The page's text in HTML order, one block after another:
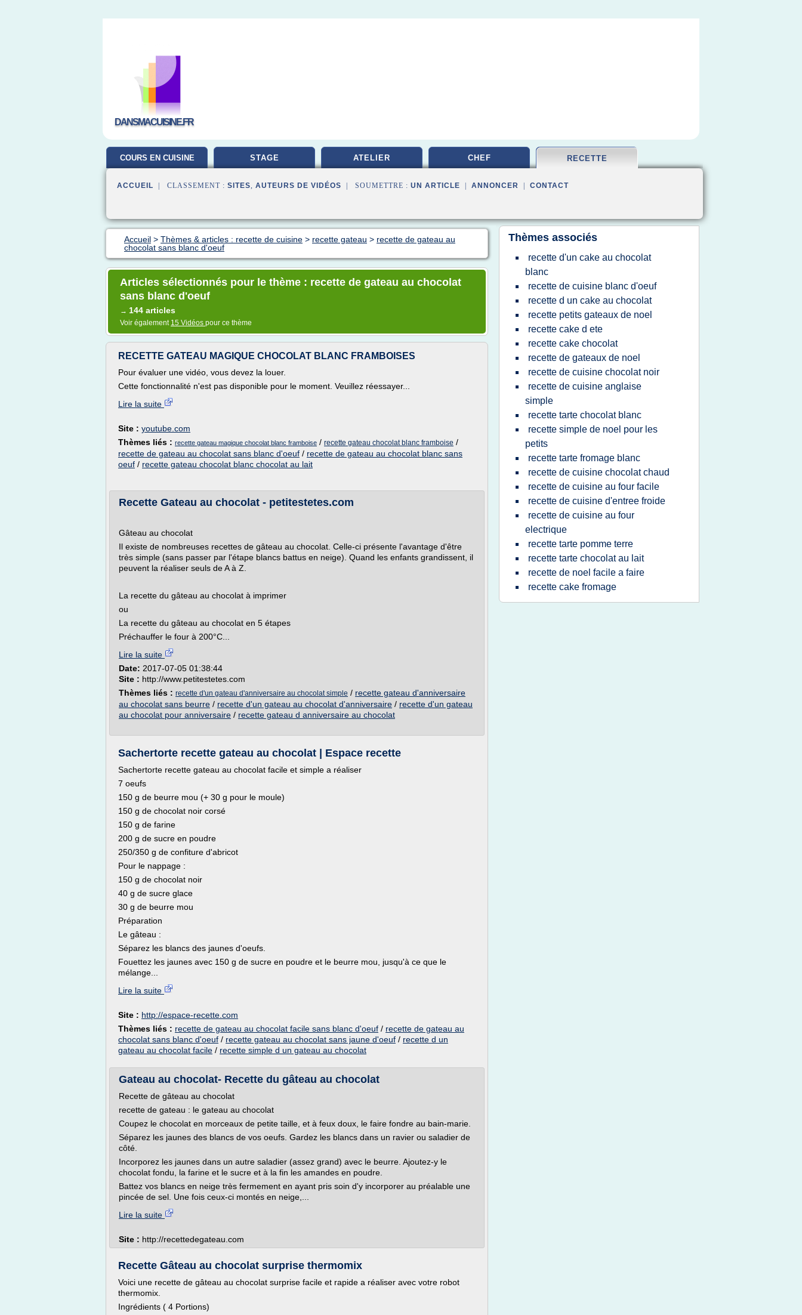
DANSMACUISINE.FR
COURS EN CUISINE STAGE ATELIER CHEF RECETTE
ACCUEIL | CLASSEMENT : SITES, AUTEURS DE VIDÉOS | SOUMETTRE : UN ARTICLE ANNONCER CONTACT
Accueil > Thèmes & articles : recette de cuisine > recette gateau > recette de gateau au
chocolat sans blanc d'oeuf
Articles sélectionnés pour le thème : recette de gateau au chocolat
sans blanc d'oeuf
→ 144 articles
Voir également 15 Vidéos pour ce thème
RECETTE GATEAU MAGIQUE CHOCOLAT BLANC FRAMBOISES
Pour évaluer une vidéo, vous devez la louer.
Cette fonctionnalité n'est pas disponible pour le moment. Veuillez réessayer...
Lire la suite
Site : youtube.com
Thèmes liés : recette gateau magique chocolat blanc framboise / recette gateau chocolat blanc framboise /
recette de gateau au chocolat sans blanc d'oeuf / recette de gateau au chocolat blanc sans
oeuf / recette gateau chocolat blanc chocolat au lait
Recette Gateau au chocolat - petitestetes.com
Gâteau au chocolat
Il existe de nombreuses recettes de gâteau au chocolat. Celle-ci présente l'avantage d'être
très simple (sans passer par l'étape blancs battus en neige). Quand les enfants grandissent, il
peuvent la réaliser seuls de A à Z.
La recette du gâteau au chocolat à imprimer
ou
La recette du gâteau au chocolat en 5 étapes
Préchauffer le four à 200°C...
Lire la suite
Date: 2017-07-05 01:38:44
Site : http://www.petitestetes.com
Thèmes liés : recette d'un gateau d'anniversaire au chocolat simple / recette gateau d'anniversaire
au chocolat sans beurre / recette d'un gateau au chocolat d'anniversaire / recette d'un gateau
au chocolat pour anniversaire / recette gateau d anniversaire au chocolat
Sachertorte recette gateau au chocolat | Espace recette
Sachertorte recette gateau au chocolat facile et simple a réaliser
7 oeufs
150 g de beurre mou (+ 30 g pour le moule)
150 g de chocolat noir corsé
150 g de farine
200 g de sucre en poudre
250/350 g de confiture d'abricot
Pour le nappage :
150 g de chocolat noir
40 g de sucre glace
30 g de beurre mou
Préparation
Le gâteau :
Séparez les blancs des jaunes d'oeufs.
Fouettez les jaunes avec 150 g de sucre en poudre et le beurre mou, jusqu'à ce que le
mélange...
Lire la suite
Site : http://espace-recette.com
Thèmes liés : recette de gateau au chocolat facile sans blanc d'oeuf / recette de gateau au
chocolat sans blanc d'oeuf / recette gateau au chocolat sans jaune d'oeuf / recette d un
gateau au chocolat facile / recette simple d un gateau au chocolat
Gateau au chocolat- Recette du gâteau au chocolat
Recette de gâteau au chocolat
recette de gateau : le gateau au chocolat
Coupez le chocolat en morceaux de petite taille, et à feux doux, le faire fondre au bain-marie.
Séparez les jaunes des blancs de vos oeufs. Gardez les blancs dans un ravier ou saladier de
côté.
Incorporez les jaunes dans un autre saladier (assez grand) avec le beurre. Ajoutez-y le
chocolat fondu, la farine et le sucre et à la fin les amandes en poudre.
Battez vos blancs en neige très fermement en ayant pris soin d'y incorporer au préalable une
pincée de sel. Une fois ceux-ci montés en neige,...
Lire la suite
Site : http://recettedegateau.com
Recette Gâteau au chocolat surprise thermomix
Voici une recette de gâteau au chocolat surprise facile et rapide a réaliser avec votre robot
thermomix.
Ingrédients ( 4 Portions)
Thèmes associés
recette d'un cake au chocolat
blanc
recette de cuisine blanc d'oeuf
recette d un cake au chocolat
recette petits gateaux de noel
recette cake d ete
recette cake chocolat
recette de gateaux de noel
recette de cuisine chocolat noir
recette de cuisine anglaise
simple
recette tarte chocolat blanc
recette simple de noel pour les
petits
recette tarte fromage blanc
recette de cuisine chocolat chaud
recette de cuisine au four facile
recette de cuisine d'entree froide
recette de cuisine au four
electrique
recette tarte pomme terre
recette tarte chocolat au lait
recette de noel facile a faire
recette cake fromage